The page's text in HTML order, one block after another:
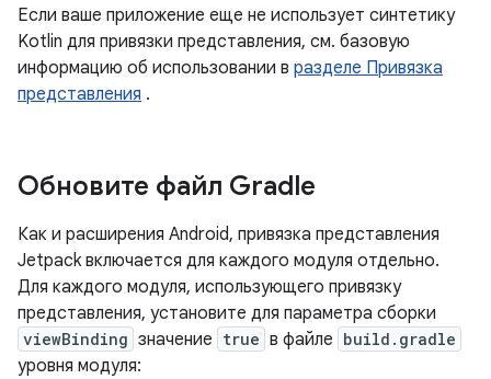
Если ваше приложение еще не использует синтетику
Kotlin для привязки представления, см. базовую
информацию об использовании в разделе Привязка
представления .
Обновите файл Gradle
Как и расширения Android, привязка представления
Jetpack включается для каждого модуля отдельно.
Для каждого модуля, использующего привязку
представления, установите для параметра сборки
viewBinding значение true в файле build.gradle
уровня модуля: